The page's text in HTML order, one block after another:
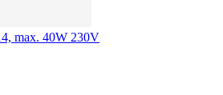
max. 40W 230V